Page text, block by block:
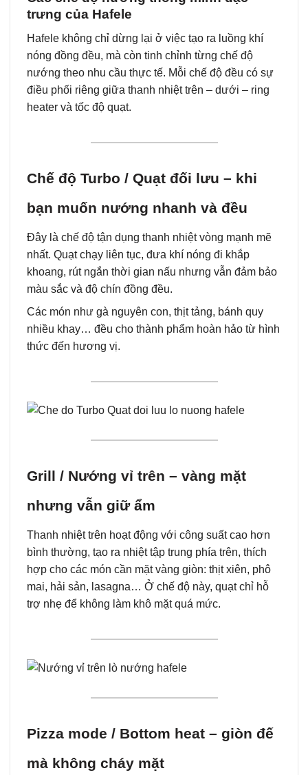
trưng của Hafele
Hafele không chỉ dừng lại ở việc tạo ra luồng khí
nóng đồng đều, mà còn tinh chỉnh từng chế độ
nướng theo nhu cầu thực tế. Mỗi chế độ đều có sự
điều phối riêng giữa thanh nhiệt trên – dưới – ring
heater và tốc độ quạt.
Chế độ Turbo / Quạt đối lưu – khi
bạn muốn nướng nhanh và đều
Đây là chế độ tận dụng thanh nhiệt vòng mạnh mẽ
nhất. Quạt chạy liên tục, đưa khí nóng đi khắp
khoang, rút ngắn thời gian nấu nhưng vẫn đảm bảo
màu sắc và độ chín đồng đều.
Các món như gà nguyên con, thịt tảng, bánh quy
nhiều khay… đều cho thành phẩm hoàn hảo từ hình
thức đến hương vị.
Grill / Nướng vỉ trên – vàng mặt
nhưng vẫn giữ ẩm
Thanh nhiệt trên hoạt động với công suất cao hơn
bình thường, tạo ra nhiệt tập trung phía trên, thích
hợp cho các món cần mặt vàng giòn: thịt xiên, phô
mai, hải sản, lasagna… Ở chế độ này, quạt chỉ hỗ
trợ nhẹ để không làm khô mặt quá mức.
Pizza mode / Bottom heat – giòn đế
mà không cháy mặt